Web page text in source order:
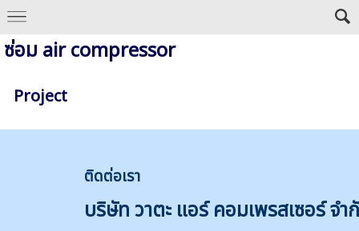
ซ่อม air compressor
Project
ติดต่อเรา
บริษัท วาตะ แอร์ คอมเพรสเซอร์ จำ